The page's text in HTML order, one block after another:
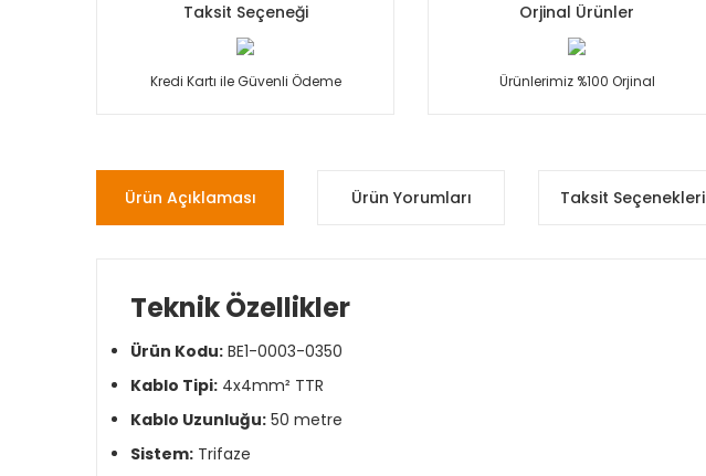
Taksit Seçeneği
Kredi Kartı ile Güvenli Ödeme
Orjinal Ürünler
Ürünlerimiz %100 Orjinal
Ürün Açıklaması Ürün Yorumları Taksit Seçenekleri
Teknik Özellikler
Ürün Kodu: BE1-0003-0350
Kablo Tipi: 4x4mm² TTR
Kablo Uzunluğu: 50 metre
Sistem: Trifaze